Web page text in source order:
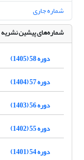
شماره جاری
شماره‌های پیشین نشریه
دوره 58 (1405)
دوره 57 (1404)
دوره 56 (1403)
دوره 55 (1402)
دوره 54 (1401)